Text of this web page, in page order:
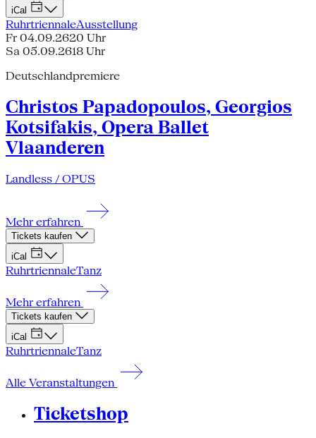
iCal
RuhrtriennaleAusstellung
Fr 04.09.2620 Uhr
Sa 05.09.2618 Uhr
Deutschlandpremiere
Christos Papadopoulos, Georgios
Kotsifakis, Opera Ballet
Vlaanderen
Landless / OPUS
Mehr erfahren
Tickets kaufen
iCal
RuhrtriennaleTanz
Mehr erfahren
Tickets kaufen
iCal
RuhrtriennaleTanz
Alle Veranstaltungen
Ticketshop